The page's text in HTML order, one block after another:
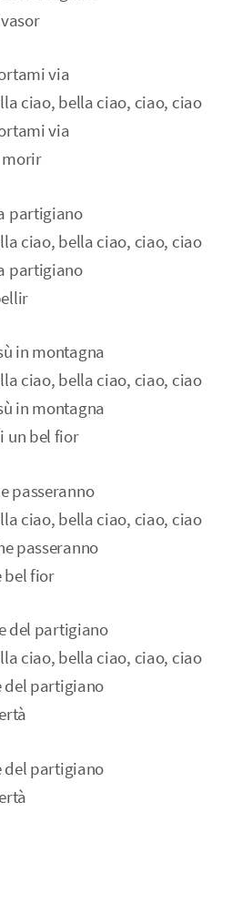
via
ciao, bella ciao, ciao, ciao
via
morir
partigiano
ciao, bella ciao, ciao, ciao
partigiano
in montagna
ciao, bella ciao, ciao, ciao
in montagna
un bel fior
passeranno
ciao, bella ciao, ciao, ciao
passeranno
bel fior
del partigiano
ciao, bella ciao, ciao, ciao
del partigiano
del partigiano